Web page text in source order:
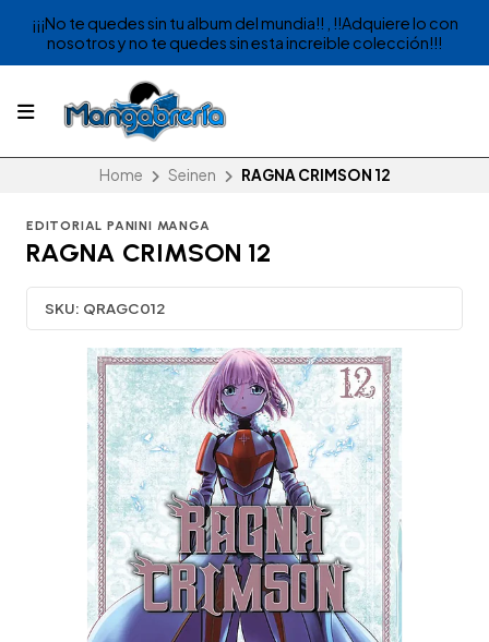
¡¡¡No te quedes sin tu album del mundia!! , !!Adquiere lo con
nosotros y no te quedes sin esta increible colección!!!
Home Seinen RAGNA CRIMSON 12
EDITORIAL PANINI MANGA
RAGNA CRIMSON 12
SKU: QRAGC012